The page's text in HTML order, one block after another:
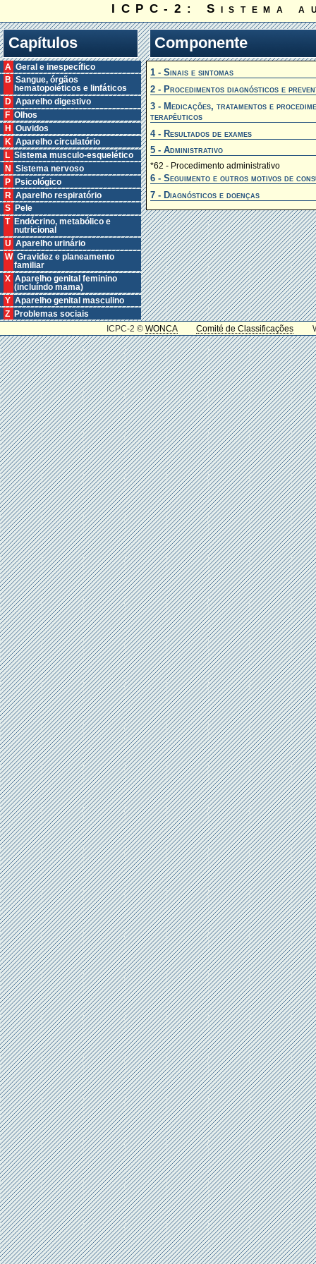
ICPC-2: Sistema
Capítulos
A Geral e inespecífico
B Sangue, órgãos
hematopoiéticos e linfáticos
D Aparelho digestivo
F Olhos
H Ouvidos
K Aparelho circulatório
L Sistema musculo-esquelético
N Sistema nervoso
P Psicológico
R Aparelho respiratório
S Pele
T Endócrino, metabólico e
nutricional
U Aparelho urinário
W Gravidez e planeamento
familiar
X Aparelho genital feminino
(incluíndo mama)
Y Aparelho genital masculino
Z Problemas sociais
Componente
1 - Sinais e sintomas
2 - Procedimentos diagnósticos e
3 - Medicações, tratamentos e
terapêuticos
4 - Resultados de exames
5 - Administrativo
*62 - Procedimento administrativo
6 - Seguimento e outros motivos de
7 - Diagnósticos e doenças
ICPC-2 ©WONCA Comité de Classificações